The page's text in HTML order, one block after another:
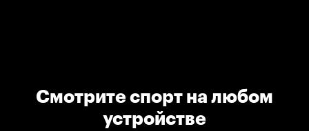
Смотрите спорт на любом
устройстве